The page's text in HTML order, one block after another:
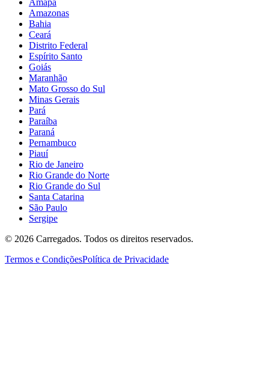
Amazonas
Bahia
Ceará
Distrito Federal
Espírito Santo
Goiás
Maranhão
Mato Grosso do Sul
Minas Gerais
Pará
Paraíba
Paraná
Pernambuco
Piauí
Rio de Janeiro
Rio Grande do Norte
Rio Grande do Sul
Santa Catarina
São Paulo
Sergipe
© 2026 Carregados. Todos os direitos reservados.
Termos e CondiçõesPolítica de Privacidade